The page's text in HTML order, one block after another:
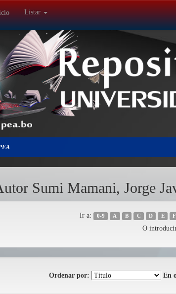
Listar
Sumi Mamani, Jorge
Ir a: 0-9 A B C D E F
O
Ordenar por: En